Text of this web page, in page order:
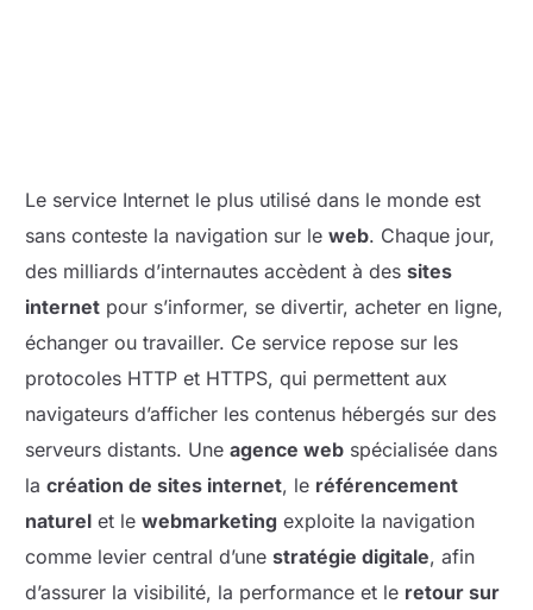
Le service Internet le plus utilisé dans le monde est
sans conteste la navigation sur leweb. Chaque jour,
des milliards d’internautes accèdent à dessites
internet pour s’informer, se divertir, acheter en ligne,
échanger ou travailler. Ce service repose sur les
protocoles HTTP et HTTPS, qui permettent aux
navigateurs d’afficher les contenus hébergés sur des
serveurs distants. Uneagence web spécialisée dans
lacréation de sites internet, le référencement
naturel et lewebmarketing exploite la navigation
comme levier central d’unestratégie digitale, afin
d’assurer la visibilité, la performance et le retour sur